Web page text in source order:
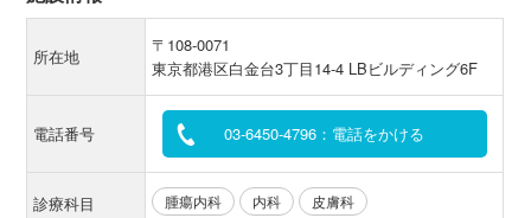
所在地
〒108-0071
東京都港区白金台3丁目14-4 LBビルディング6F
電話番号 03-6450-4796：電話をかける
診療科目 腫瘍内科 内科 皮膚科